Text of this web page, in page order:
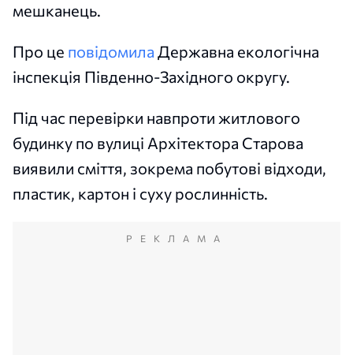
мешканець.
Про це повідомила Державна екологічна
інспекція Південно-Західного округу.
Під час перевірки навпроти житлового
будинку по вулиці Архітектора Старова
виявили сміття, зокрема побутові відходи,
пластик, картон і суху рослинність.
РЕКЛАМА